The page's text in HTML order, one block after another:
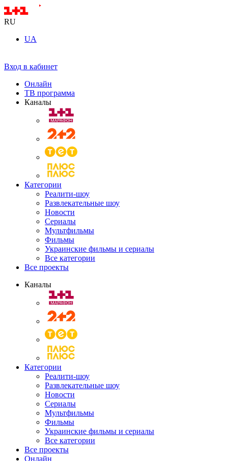
RU
UA
Вход в кабинет
Онлайн
ТВ программа
Каналы
Категории
Реалити-шоу
Развлекательные шоу
Новости
Сериалы
Мультфильмы
Фильмы
Украинские фильмы и сериалы
Все категории
Все проекты
Каналы
Категории
Реалити-шоу
Развлекательные шоу
Новости
Сериалы
Мультфильмы
Фильмы
Украинские фильмы и сериалы
Все категории
Все проекты
Онлайн